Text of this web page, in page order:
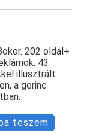
202 oldal+
43
illusztrált.
a gerinc
teszem